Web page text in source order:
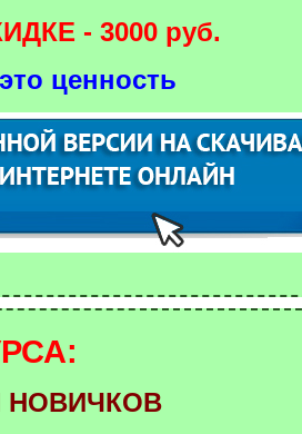
- 3000 руб.
ценность
НОВИЧКОВ